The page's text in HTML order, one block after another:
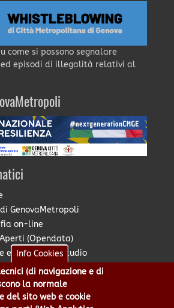
come si possono segnalare
episodi di illegalità relativi al
GenovaMetropoli
on-line
(Opendata)
e Diritto allo Studio
Territoriale
Metropolitano
Info Cookies
(di navigazione e di
la normale
del sito web e cookie